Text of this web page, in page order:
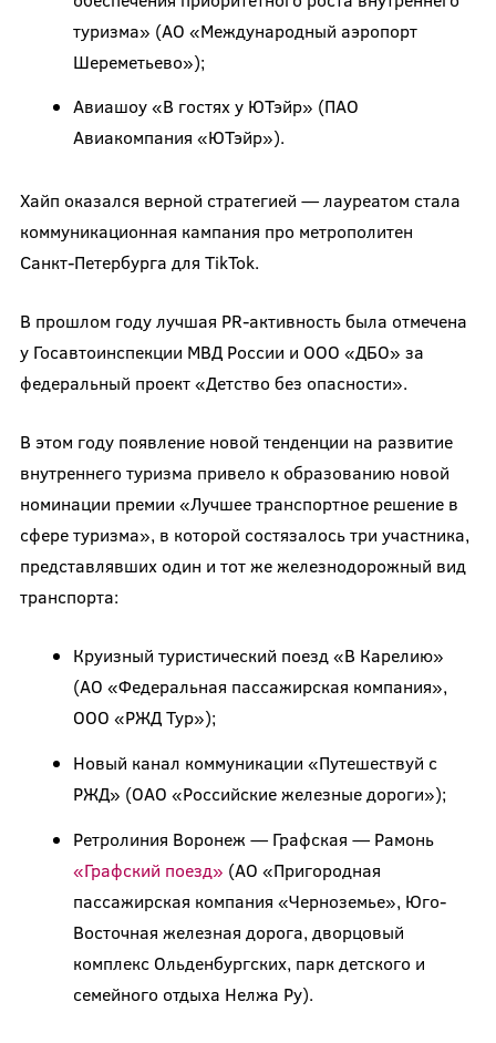
туризма» (АО «Международный аэропорт
Шереметьево»);
Авиашоу «В гостях у ЮТэйр» (ПАО
Авиакомпания «ЮТэйр»).
Хайп оказался верной стратегией — лауреатом стала
коммуникационная кампания про метрополитен
Санкт-Петербурга для TikTok.
В прошлом году лучшая PR-активность была отмечена
у Госавтоинспекции МВД России и ООО «ДБО» за
федеральный проект «Детство без опасности».
В этом году появление новой тенденции на развитие
внутреннего туризма привело к образованию новой
номинации премии «Лучшее транспортное решение в
сфере туризма», в которой состязалось три участника,
представлявших один и тот же железнодорожный вид
транспорта:
Круизный туристический поезд «В Карелию»
(АО «Федеральная пассажирская компания»,
ООО «РЖД Тур»);
Новый канал коммуникации «Путешествуй с
РЖД» (ОАО «Российские железные дороги»);
Ретролиния Воронеж — Графская — Рамонь
«Графский поезд» (АО «Пригородная
пассажирская компания «Черноземье», Юго-
Восточная железная дорога, дворцовый
комплекс Ольденбургских, парк детского и
семейного отдыха Нелжа Ру).